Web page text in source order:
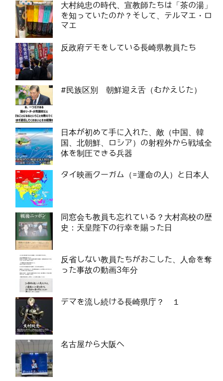
大村純忠の時代、宣教師たちは「茶の湯」
を知っていたのか？そして、テルマエ・ロ
マエ
反政府デモをしている長崎県教員たち
#民族区別 朝鮮迎え舌（むかえじた）
日本が初めて手に入れた、敵（中国、韓
国、北朝鮮、ロシア）の射程外から戦域全
体を制圧できる兵器
タイ映画クーガム（=運命の人）と日本人
同窓会も教員も忘れている？大村高校の歴
史：天皇陛下の行幸を賜った日
反省しない教員たちがおこした、人命を奪
った事故の動画3年分
デマを流し続ける長崎県庁？ １
名古屋から大阪へ